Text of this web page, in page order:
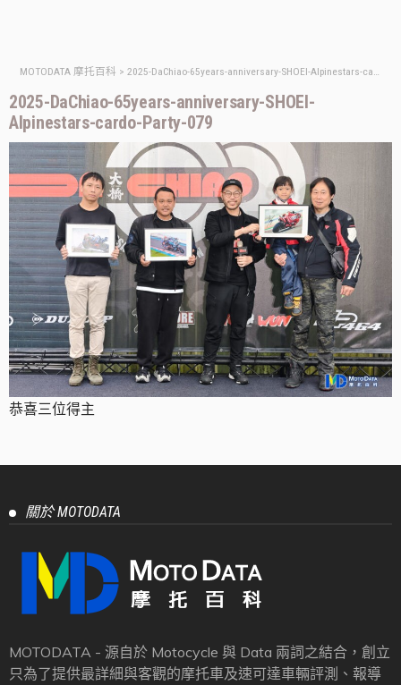
MOTODATA 摩托百科 > 2025-DaChiao-65years-anniversary-SHOEI-Alpinestars-cardo-Party-079
2025-DaChiao-65years-anniversary-SHOEI-
Alpinestars-cardo-Party-079
恭喜三位得主
關於 MOTODATA
MOTODATA - 源自於 Motocycle 與 Data 兩詞之結合，創立
只為了提供最詳細與客觀的摩托車及速可達車輛評測、報導